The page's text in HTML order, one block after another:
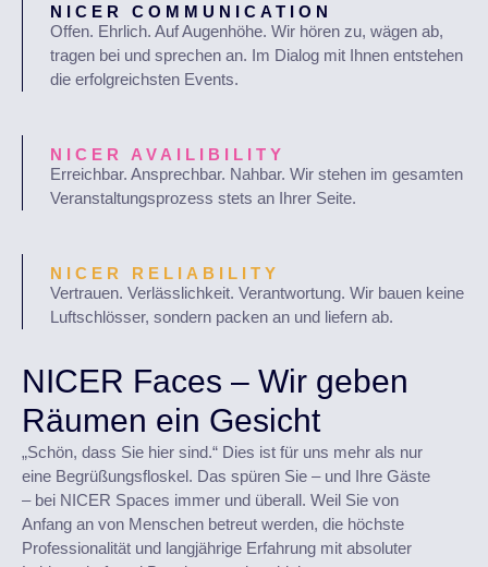
NICER COMMUNICATION
Offen. Ehrlich. Auf Augenhöhe. Wir hören zu, wägen ab,
tragen bei und sprechen an. Im Dialog mit Ihnen entstehen
die erfolgreichsten Events.
NICER AVAILIBILITY
Erreichbar. Ansprechbar. Nahbar. Wir stehen im gesamten
Veranstaltungsprozess stets an Ihrer Seite.
NICER RELIABILITY
Vertrauen. Verlässlichkeit. Verantwortung. Wir bauen keine
Luftschlösser, sondern packen an und liefern ab.
NICER Faces – Wir geben
Räumen ein Gesicht
„Schön, dass Sie hier sind.“ Dies ist für uns mehr als nur
eine Begrüßungsfloskel. Das spüren Sie – und Ihre Gäste
– bei NICER Spaces immer und überall. Weil Sie von
Anfang an von Menschen betreut werden, die höchste
Professionalität und langjährige Erfahrung mit absoluter